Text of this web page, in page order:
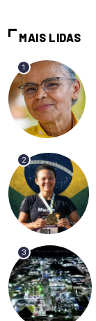
MAIS LIDAS
1
2
3